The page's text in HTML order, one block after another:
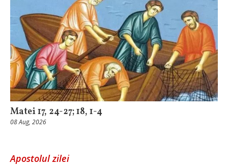
Matei 17, 24-27; 18, 1-4
08 Aug, 2026
Apostolul zilei